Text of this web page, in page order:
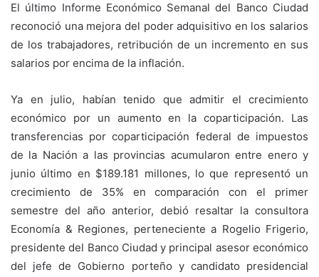
El último Informe Económico Semanal del Banco Ciudad
reconoció una mejora del poder adquisitivo en los salarios
de los trabajadores, retribución de un incremento en sus
salarios por encima de la inflación.
Ya en julio, habían tenido que admitir el crecimiento
económico por un aumento en la coparticipación. Las
transferencias por coparticipación federal de impuestos
de la Nación a las provincias acumularon entre enero y
junio último en $189.181 millones, lo que representó un
crecimiento de 35% en comparación con el primer
semestre del año anterior, debió resaltar la consultora
Economía & Regiones, perteneciente a Rogelio Frigerio,
presidente del Banco Ciudad y principal asesor económico
del jefe de Gobierno porteño y candidato presidencial